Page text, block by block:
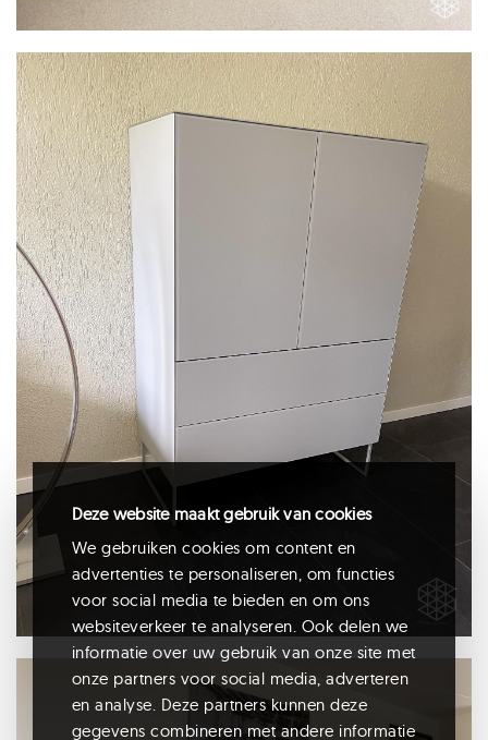
Deze website maakt gebruik van cookies
We gebruiken cookies om content en
advertenties te personaliseren, om functies
voor social media te bieden en om ons
websiteverkeer te analyseren. Ook delen we
informatie over uw gebruik van onze site met
onze partners voor social media, adverteren
en analyse. Deze partners kunnen deze
gegevens combineren met andere informatie